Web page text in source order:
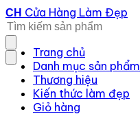
CH Cửa Hàng Làm Đẹp
Trang chủ
Danh mục sản phẩm
Thương hiệu
Kiến thức làm đẹp
Giỏ hàng